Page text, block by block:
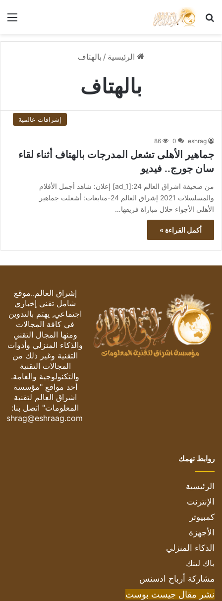
بحث عن
الرئيسية / بالهتاف
بالهتاف
إشراقات عالمية
eshrag
0
86
جماهير الأهلى تشعل المدرجات بالهتاف أثناء لقاء
سان جورج.. فيديو
من صحيفة اشراق العالم 24:[ad_1] إعلان: شاهد أجمل الأفلام
والمسلسلات 2021 إشراق العالم 24-متابعات: أشعلت جماهير
الأهلي الأجواء خلال مباراة فريقها…
أكمل القراءة »
إشراق العالم..موقع
شامل تقني إخباري
اجتماعي, يهتم بالتدوين
في كافة المجالات
ومنها المجال التقني
والذكاء المنزلي وأدوات
التقنية وغير ذلك من
المجالات التقنية
والتكنولوجية والعامة.
أحد مواقع "مؤسسة
اشراق العالم لتقنية
المعلومات" اتصل بنا:
eshrag@eshraag.com
روابط تهمك
الرئيسية
الإنترنت
كمبيوتر
الأجهزة
الذكاء المنزلي
باك لينك
مشاركة أرباح ادسنس
نشر مقال جيست بوست